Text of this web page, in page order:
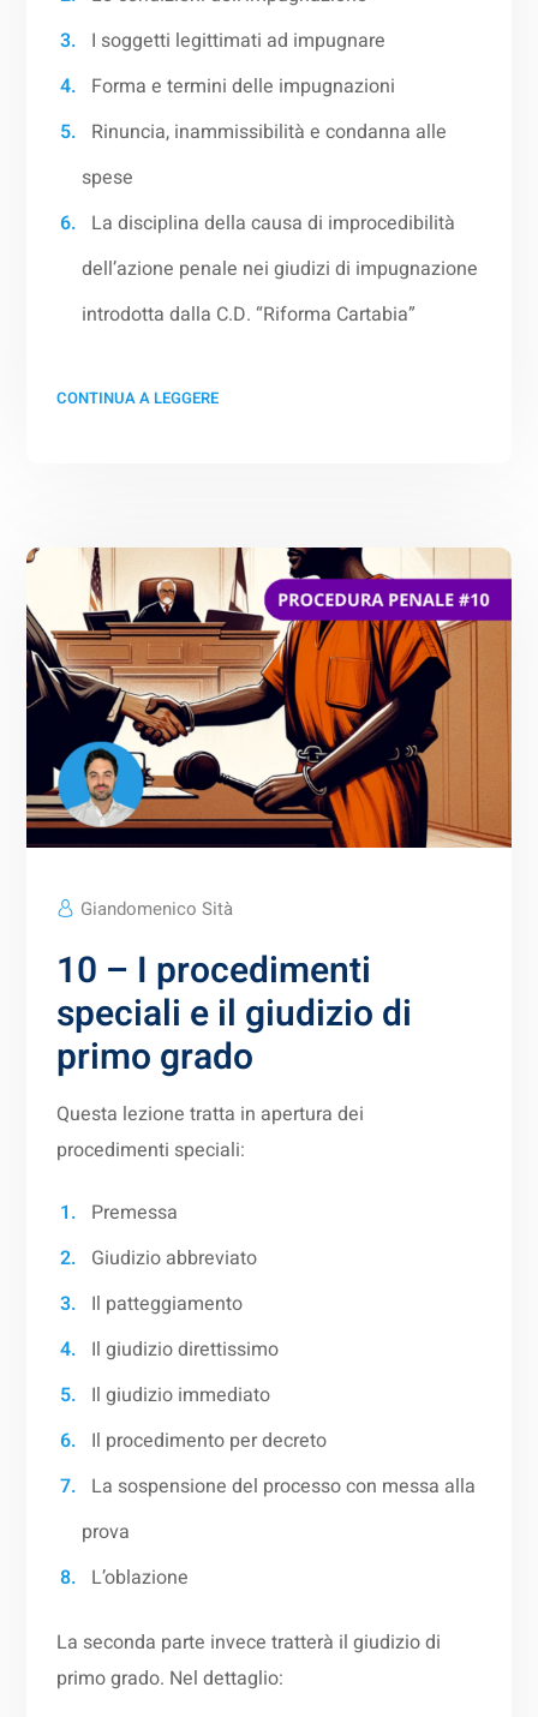
I soggetti legittimati ad impugnare
Forma e termini delle impugnazioni
Rinuncia, inammissibilità e condanna alle
spese
La disciplina della causa di improcedibilità
dell’azione penale nei giudizi di impugnazione
introdotta dalla C.D. “Riforma Cartabia”
CONTINUA A LEGGERE
Giandomenico Sità
10 – I procedimenti
speciali e il giudizio di
primo grado
Questa lezione tratta in apertura dei
procedimenti speciali:
Premessa
Giudizio abbreviato
Il patteggiamento
Il giudizio direttissimo
Il giudizio immediato
Il procedimento per decreto
La sospensione del processo con messa alla
prova
L’oblazione
La seconda parte invece tratterà il giudizio di
primo grado. Nel dettaglio: